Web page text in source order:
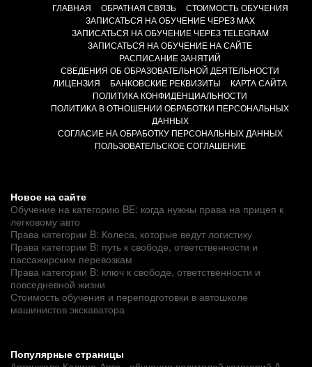
ГЛАВНАЯ ОБРАТНАЯ СВЯЗЬ
СТОИМОСТЬ ОБУЧЕНИЯ
ЗАПИСАТЬСЯ НА ОБУЧЕНИЕ ЧЕРЕЗ MAX
ЗАПИСАТЬСЯ НА ОБУЧЕНИЕ ЧЕРЕЗ TELEGRAM
ЗАПИСАТЬСЯ НА ОБУЧЕНИЕ НА САЙТЕ
РАСПИСАНИЕ ЗАНЯТИЙ
СВЕДЕНИЯ ОБ ОБРАЗОВАТЕЛЬНОЙ ДЕЯТЕЛЬНОСТИ
ЛИЦЕНЗИЯ
БАНКОВСКИЕ РЕКВИЗИТЫ
КАРТА САЙТА
ПОЛИТИКА КОНФИДЕНЦИАЛЬНОСТИ
ПОЛИТИКА В ОТНОШЕНИИ ОБРАБОТКИ ПЕРСОНАЛЬНЫХ
ДАННЫХ
СОГЛАСИЕ НА ОБРАБОТКУ ПЕРСОНАЛЬНЫХ ДАННЫХ
ПОЛЬЗОВАТЕЛЬСКОЕ СОГЛАШЕНИЕ
Новое на сайте
Обучение на категорию BE: когда нужны права на прицеп к
легковому авто
Права категории B: Колеса, которые ведут логистику
Права категории B: путь к свободе, ответственности и
пассажирским перевозкам
Права категории B: ключ к свободе, ответственности и
повседневной жизни
Стоимость обучения и переподготовки в автошколе
машинистов экскаватора
Популярные страницы